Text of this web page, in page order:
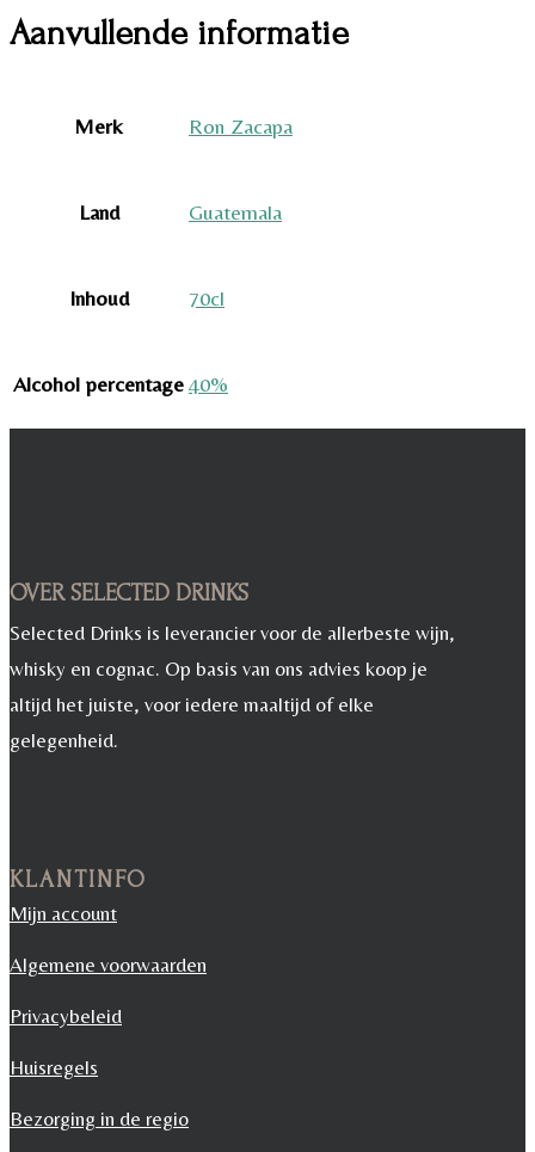
Aanvullende informatie
Merk Ron Zacapa
Land Guatemala
Inhoud 70cl
Alcohol percentage40%
OVER SELECTED DRINKS
Selected Drinks is leverancier voor de allerbeste wijn,
whisky en cognac. Op basis van ons advies koop je
altijd het juiste, voor iedere maaltijd of elke
gelegenheid.
KLANTINFO
Mijn account
Algemene voorwaarden
Privacybeleid
Huisregels
Bezorging in de regio